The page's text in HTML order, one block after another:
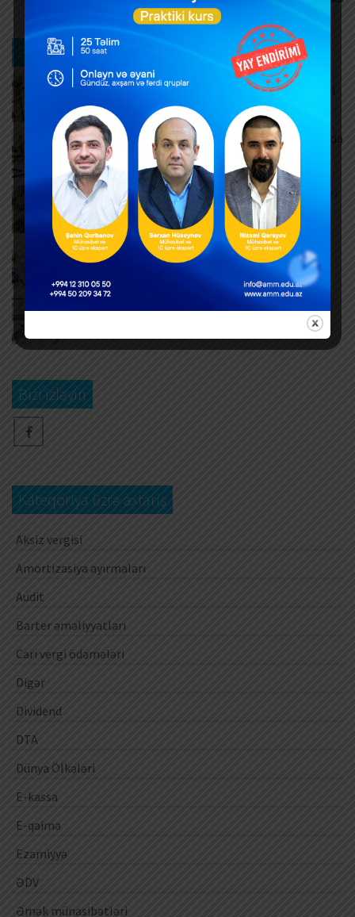
Ən son xəbərlər
Müntəzəm və daimi xidmətlərin rəsmiləşdirilməsi
AUGUST 7, 2026
Məşğulluq Strategiyası 2026–2030: Əmək bazarında
yeni hədəflər
AUGUST 6, 2026
ƏDV ödəyicilərinə mühüm yenilik – Bəyannamələri
vergi orqanı özü dolduracaq
AUGUST 6, 2026
Hər yeni invoys üzrə ayrıca DTA-03 ərizəsi təqdim
edilməlidirmi?
AUGUST 6, 2026
Dövlət mülkiyyətində olan əsas vəsaitlərin
AUGUST 5, 2026
Bizi izləyin
Kateqoriya üzrə axtarış
Aksiz vergisi
Amortizasiya ayırmaları
Audit
Barter əməliyyatları
Cari vergi ödəmələri
Digər
Dividend
DTA
Dünya Ölkələri
E-kassa
E-qaimə
Ezamiyyə
ƏDV
Əmək münasibətləri